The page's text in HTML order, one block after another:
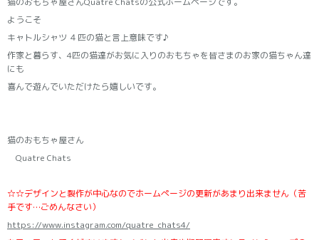
ようこそ
キャトルシャツ ４匹の猫と言上意味です♪
作家と暮らす、4匹の猫達がお気に入りのおもちゃを皆さまのお家の猫ちゃん達
にも
喜んで遊んでいただけたら嬉しいです。
猫のおもちゃ屋さん
Quatre Chats
☆☆デザインと製作が中心なのでホームぺージの更新があまり出来ません（苦
手です…ごめんなさい）
https://www.instagram.com/quatre_chats4/